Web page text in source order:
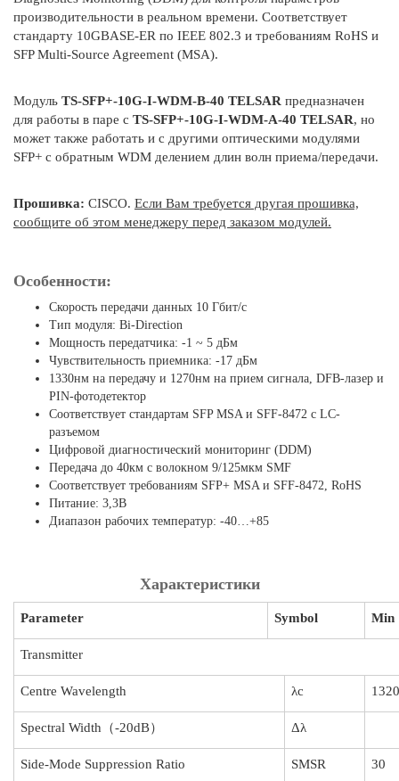
производительности в реальном времени. Соответствует
стандарту 10GBASE-ER по IEEE 802.3 и требованиям RoHS и
SFP Multi-Source Agreement (MSA).
Модуль TS-SFP+-10G-I-WDM-B-40 TELSAR предназначен
для работы в паре с TS-SFP+-10G-I-WDM-A-40 TELSAR, но
может также работать и с другими оптическими модулями
SFP+ с обратным WDM делением длин волн приема/передачи.
Прошивка: CISCO. Если Вам требуется другая прошивка,
сообщите об этом менеджеру перед заказом модулей.
Особенности:
Скорость передачи данных 10 Гбит/с
Тип модуля: Bi-Direction
Мощность передатчика: -1 ~ 5 дБм
Чувствительность приемника: -17 дБм
1330нм на передачу и 1270нм на прием сигнала, DFB-лазер и
PIN-фотодетектор
Соответствует стандартам SFP MSA и SFF-8472 с LC-
разъемом
Цифровой диагностический мониторинг (DDM)
Передача до 40км с волокном 9/125мкм SMF
Соответствует требованиям SFP+ MSA и SFF-8472, RoHS
Питание: 3,3В
Диапазон рабочих температур: -40…+85
Характеристики
Parameter Symbol Min
Transmitter
Centre Wavelength λc 1320
Spectral Width（-20dB） Δλ
Side-Mode Suppression Ratio SMSR 30